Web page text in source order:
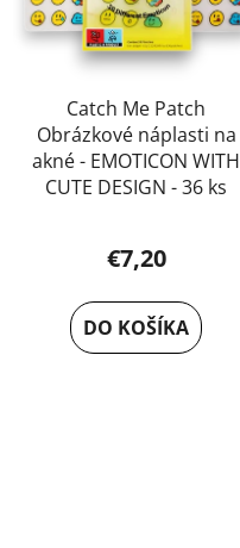
Catch Me Patch
Obrázkové náplasti na
akné - EMOTICON WITH
CUTE DESIGN - 36 ks
€7,20
DO KOŠÍKA